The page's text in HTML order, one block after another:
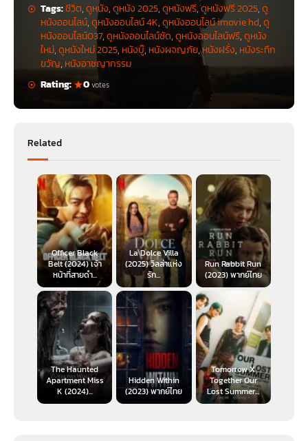
Tags:ชีวิต,ดูหนัง,ดูหนัง 2025,ดูหนังฟรี,ดูหนังฟรี 2025,ดู
หนังออนไลน์,ดูหนังออนไลน์ 4K,ดูหนังออนไลน์ imovie hd,ดู
หนังออนไลน์037,ดูหนังออนไลน์ชัด,ดูหนังออนไลน์ฟรี,ดูหนัง
ใหม่,ดูหนังใหม่ 2025, หนังบู๊, หนังผจญภัย,หนังฝรั่ง, หนังระทึก
ขวัญ, หนังอาชญากรรม
Rating:
0votes
Related
Officer Black
Belt (2024) เจ้า
หน้าที่สายดำ...
La Dolce Villa
(2025) วิลล่าแห่ง
รัก...
Run Rabbit Run
(2023) พากย์ไทย
The Haunted
Apartment Miss
K (2024)...
Hidden Within
(2023) พากย์ไทย
Tomorrow X
Together Our
Lost Summer...